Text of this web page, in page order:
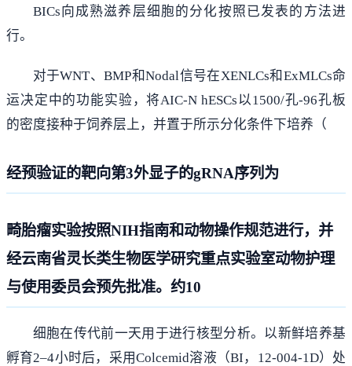
BICs向成熟滋养层细胞的分化按照已发表的方法进
行。
对于WNT、BMP和Nodal信号在XENLCs和ExMLCs命
运决定中的功能实验，将AIC-N hESCs以1500/孔-96孔板
的密度接种于饲养层上，并置于所示分化条件下培养（
经预验证的靶向第3外显子的gRNA序列为
畸胎瘤实验按照NIH指南和动物操作规范进行，并
经云南省灵长类生物医学研究重点实验室动物护理
与使用委员会预先批准。约10
细胞在传代前一天用于进行核型分析。以新鲜培养基
孵育2–4小时后，采用Colcemid溶液（BI，12-004-1D）处